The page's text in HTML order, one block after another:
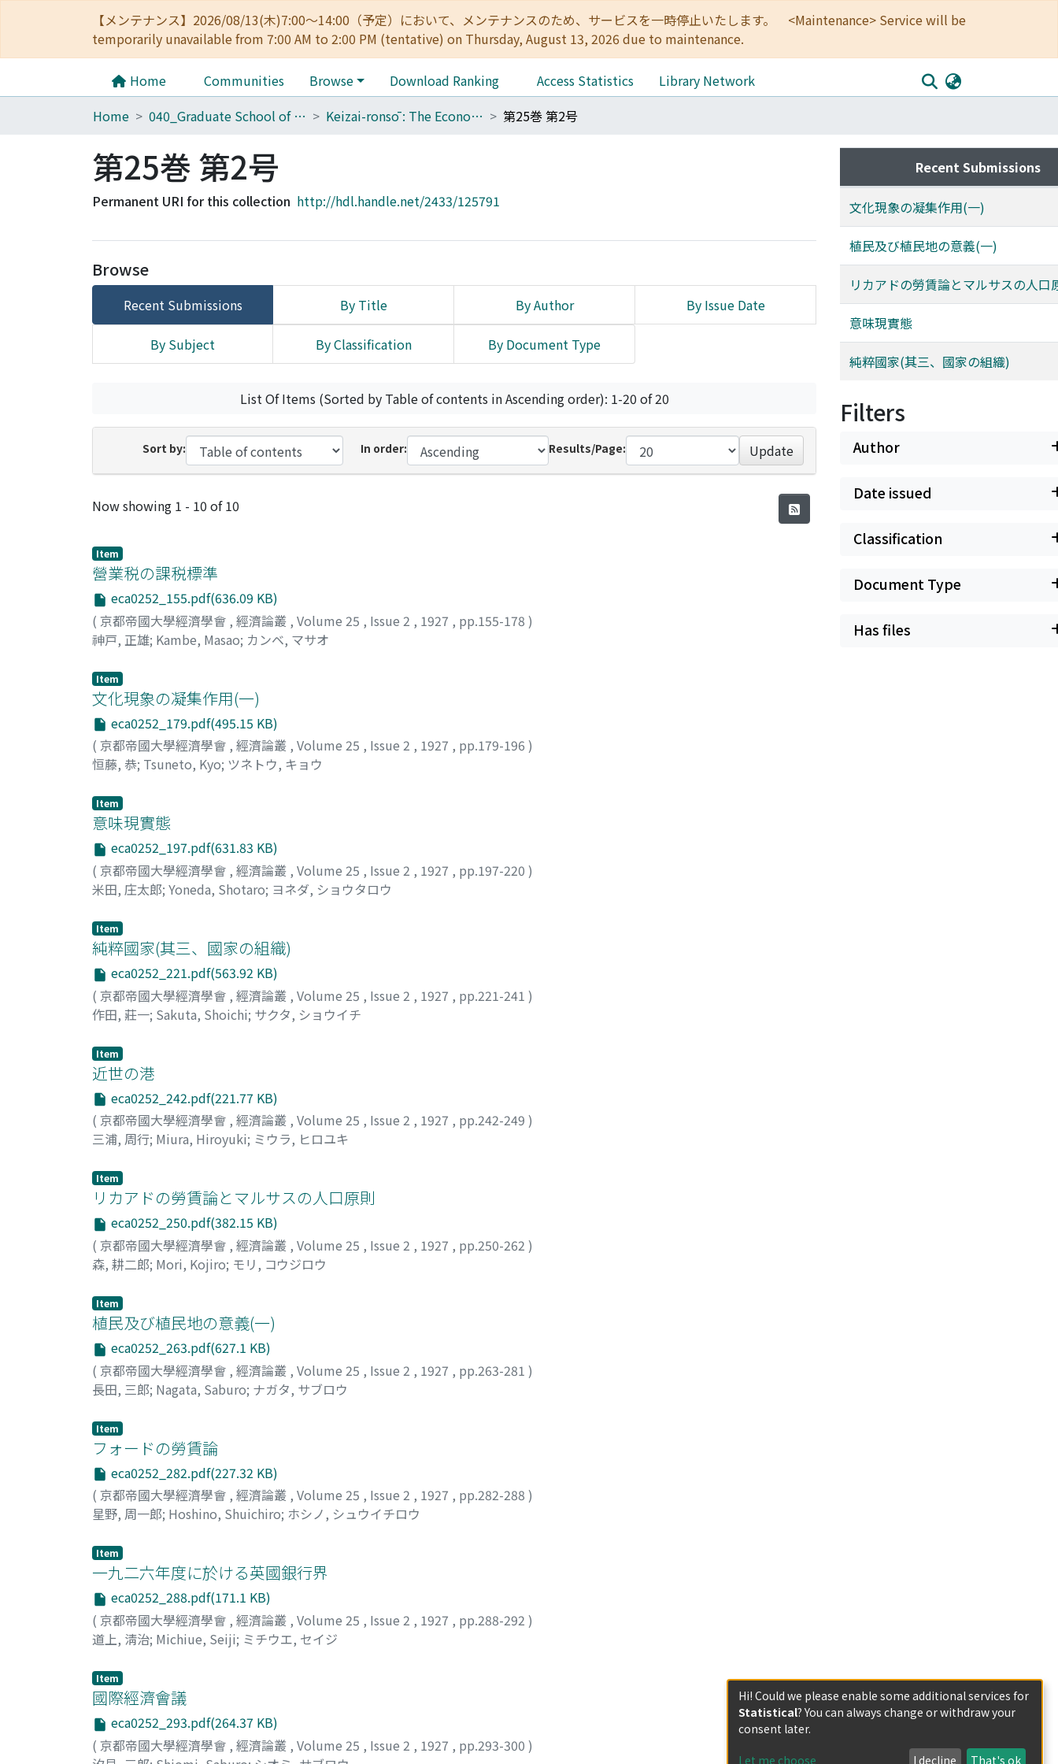
【メンテナンス】2026/08/13(木)7:00～14:00（予定）において、メンテナンスのため、サービスを一時停止いたします。 <Maintenance> Service will be
temporarily unavailable from 7:00 AM to 2:00 PM (tentative) on Thursday, August 13, 2026 due to maintenance.
Home Communities Browse Download Ranking Access Statistics
Library Network
Home
040_Graduate School of Economics Keizai-ronsō : The Economic Review 第25巻 第2号
第25巻 第2号
Permanent URI for this collection http://hdl.handle.net/2433/125791
Browse
Recent Submissions By Title By Author By Issue Date
By Subject By Classification By Document Type
List Of Items (Sorted by Table of contents in Ascending order): 1-20 of 20
Sort by: In order: Results/Page: Update
Recent Submissions
Now showing 1 - 10 of 10
Item
營業税の課税標準
eca0252_155.pdf(636.09 KB)
( 京都帝國大學經濟學會 , 經濟論叢 , Volume 25 , Issue 2 , 1927 , pp.155-178 )
神戸, 正雄; Kambe, Masao; カンベ, マサオ
Item
文化現象の凝集作用(一)
eca0252_179.pdf(495.15 KB)
( 京都帝國大學經濟學會 , 經濟論叢 , Volume 25 , Issue 2 , 1927 , pp.179-196 )
恒藤, 恭; Tsuneto, Kyo; ツネトウ, キョウ
Item
意味現實態
eca0252_197.pdf(631.83 KB)
( 京都帝國大學經濟學會 , 經濟論叢 , Volume 25 , Issue 2 , 1927 , pp.197-220 )
米田, 庄太郎; Yoneda, Shotaro; ヨネダ, ショウタロウ
Item
純粹國家(其三、國家の組織)
eca0252_221.pdf(563.92 KB)
( 京都帝國大學經濟學會 , 經濟論叢 , Volume 25 , Issue 2 , 1927 , pp.221-241 )
作田, 莊一; Sakuta, Shoichi; サクタ, ショウイチ
Item
近世の港
eca0252_242.pdf(221.77 KB)
( 京都帝國大學經濟學會 , 經濟論叢 , Volume 25 , Issue 2 , 1927 , pp.242-249 )
三浦, 周行; Miura, Hiroyuki; ミウラ, ヒロユキ
Item
リカアドの勞賃論とマルサスの人口原則
eca0252_250.pdf(382.15 KB)
( 京都帝國大學經濟學會 , 經濟論叢 , Volume 25 , Issue 2 , 1927 , pp.250-262 )
森, 耕二郎; Mori, Kojiro; モリ, コウジロウ
Item
植民及び植民地の意義(一)
eca0252_263.pdf(627.1 KB)
( 京都帝國大學經濟學會 , 經濟論叢 , Volume 25 , Issue 2 , 1927 , pp.263-281 )
長田, 三郎; Nagata, Saburo; ナガタ, サブロウ
Item
フォードの勞賃論
eca0252_282.pdf(227.32 KB)
( 京都帝國大學經濟學會 , 經濟論叢 , Volume 25 , Issue 2 , 1927 , pp.282-288 )
星野, 周一郎; Hoshino, Shuichiro; ホシノ, シュウイチロウ
Item
一九二六年度に於ける英國銀行界
eca0252_288.pdf(171.1 KB)
( 京都帝國大學經濟學會 , 經濟論叢 , Volume 25 , Issue 2 , 1927 , pp.288-292 )
道上, 淸治; Michiue, Seiji; ミチウエ, セイジ
Item
國際經濟會議
eca0252_293.pdf(264.37 KB)
( 京都帝國大學經濟學會 , 經濟論叢 , Volume 25 , Issue 2 , 1927 , pp.293-300 )
Recent Submissions
文化現象の凝集作用(一)
植民及び植民地の意義(一)
リカアドの勞賃論とマルサスの人口
意味現實態
純粹國家(其三、國家の組織)
Filters
Author
Date issued
Classification
Document Type
Has files
Hi! Could we please enable some additional services for
Statistical? You can always change or withdraw your
consent later.
Let me choose I decline That's ok